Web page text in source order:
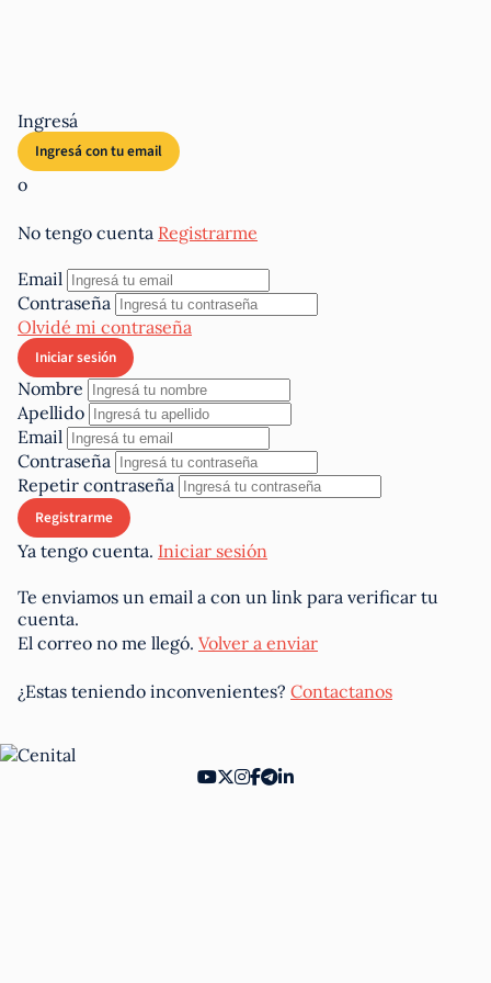
Ingresá
o
No tengo cuenta Registrarme
Email
Contraseña
Olvidé mi contraseña
Nombre
Apellido
Email
Contraseña
Repetir contraseña
Ya tengo cuenta. Iniciar sesión
Te enviamos un email a con un link para verificar tu
cuenta.
El correo no me llegó. Volver a enviar
¿Estas teniendo inconvenientes? Contactanos